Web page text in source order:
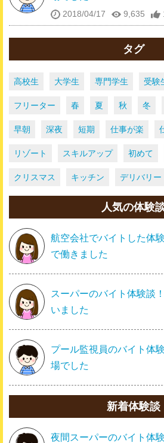
2018/04/17 9,635
タグ
高校生 大学生 専門学生 受験
フリーター 春 夏 秋 冬
早朝 深夜 短期 仕事が楽
リゾート スキルアップ 初めて
クリスマス キッチン デリバリー
人気の体験
航空会社でバイトした体
で働きました
スーパーのバイト体験談
いました
プール監視員のバイト体
場でした
新着体験談
夜間スーパーのバイト体